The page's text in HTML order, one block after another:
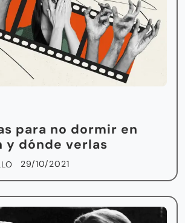
para no dormir en
y dónde verlas
29/10/2021